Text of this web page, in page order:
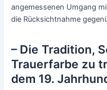
angemessenen Umgang
die Rücksichtnahme
– Die Tradition,
Trauerfarbe zu
dem 19.